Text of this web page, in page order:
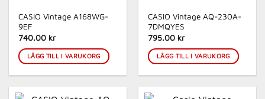
CASIO Vintage A168WG-
9EF
740.00 kr
LÄGG TILL I VARUKORG
CASIO Vintage AQ-230A-
7DMQYES
795.00 kr
LÄGG TILL I VARUKORG